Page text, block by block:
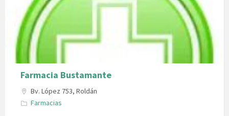
Farmacia Bustamante
Bv. López 753, Roldán
Farmacias